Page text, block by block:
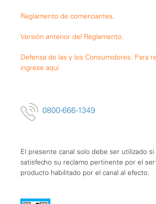
Reglamento de comerciantes.
Versión anterior del Reglamento.
Defensa de las y los Consumidores. Para
ingrese aquí
0800-666-1349
El presente canal solo debe ser utilizado
satisfecho su reclamo pertinente por el
producto habilitado por el canal al efecto.